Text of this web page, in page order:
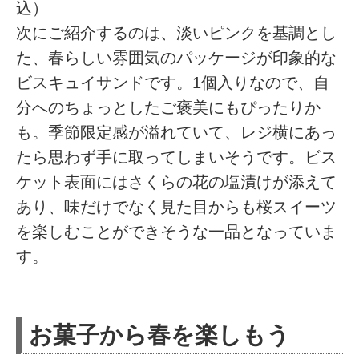
込）
次にご紹介するのは、淡いピンクを基調とし
た、春らしい雰囲気のパッケージが印象的な
ビスキュイサンドです。1個入りなので、自
分へのちょっとしたご褒美にもぴったりか
も。季節限定感が溢れていて、レジ横にあっ
たら思わず手に取ってしまいそうです。ビス
ケット表面にはさくらの花の塩漬けが添えて
あり、味だけでなく見た目からも桜スイーツ
を楽しむことができそうな一品となっていま
す。
お菓子から春を楽しもう